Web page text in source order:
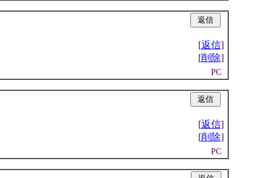
[返信]
[削除]
PC
[返信]
[削除]
PC